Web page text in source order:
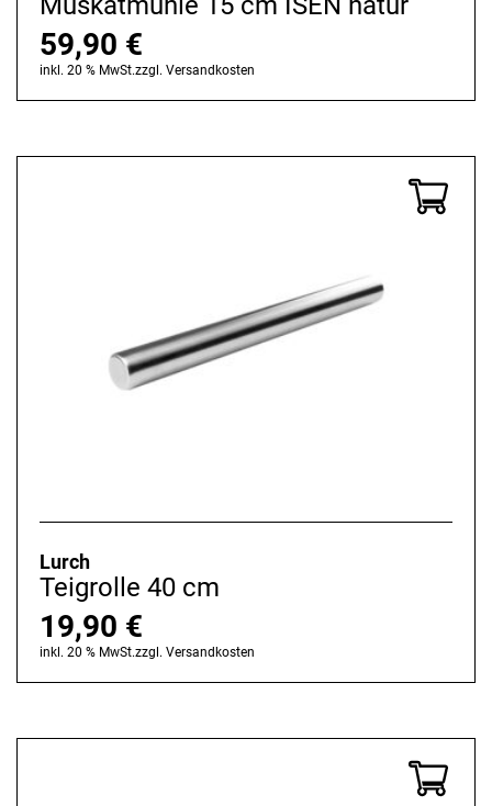
59,90 €
inkl. 20 % MwSt.zzgl. Versandkosten
Lurch
Teigrolle 40 cm
19,90 €
inkl. 20 % MwSt.zzgl. Versandkosten